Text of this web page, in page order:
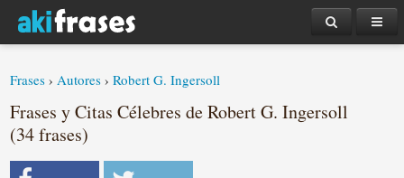
Frases ›Autores ›Robert G. Ingersoll
Frases y Citas Célebres de Robert G. Ingersoll
(34 frases)